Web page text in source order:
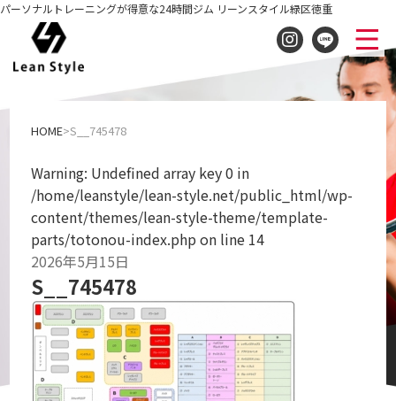
パーソナルトレーニングが得意な24時間ジム リーンスタイル緑区徳重
S__745478
HOME S__745478
Warning: Undefined array key 0 in
/home/leanstyle/lean-style.net/public_html/wp-
content/themes/lean-style-theme/template-
parts/totonou-index.phpon line 14
2026年5月15日
S__745478